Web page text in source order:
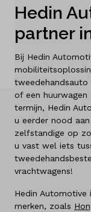
Diensten
Over ons
Land
België
Taal
Nederlands
Frans
Hedin
partner
Bij Hedin
tweedehandsauto
of een
termijn, Hedin
u eerder nood
zelfstandige op
u vast wel iets
vrachtwagens!
Hedin Automotive
merken, zoals